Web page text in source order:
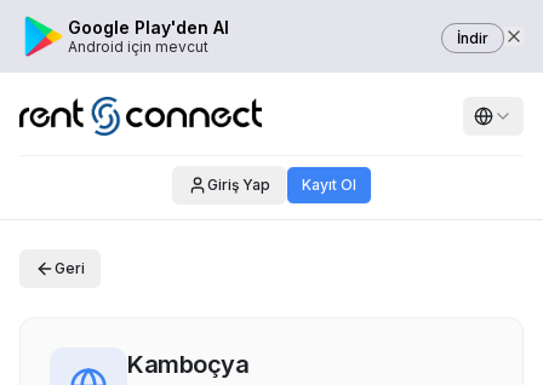
Google Play'den Al
Android için mevcut İndir
Giriş Yap Kayıt Ol
Geri
Kamboçya